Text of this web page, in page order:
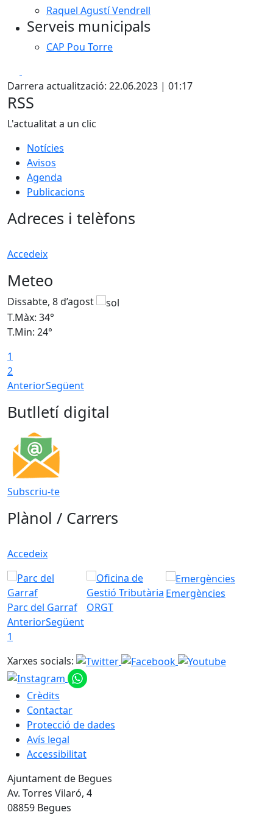
Raquel Agustí Vendrell
Serveis municipals
CAP Pou Torre
Darrera actualització: 22.06.2023 | 01:17
RSS
L'actualitat a un clic
Notícies
Avisos
Agenda
Publicacions
Adreces i telèfons
Accedeix
Meteo
Dissabte, 8 d’agost
T.Màx: 34°
T.Min: 24°
1
2
AnteriorSegüent
Butlletí digital
Subscriu-te
Plànol / Carrers
Accedeix
Parc del Garraf ORGT
Emergències
AnteriorSegüent
1
Xarxes socials:
Crèdits
Contactar
Protecció de dades
Avís legal
Accessibilitat
Ajuntament de Begues
Av. Torres Vilaró, 4
08859 Begues